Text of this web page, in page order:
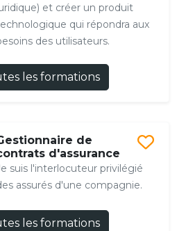
et créer un produit
qui répondra aux
des utilisateurs.
les formations
de
d'assurance
suis l'interlocuteur privilégié
assurés d'une compagnie.
les formations